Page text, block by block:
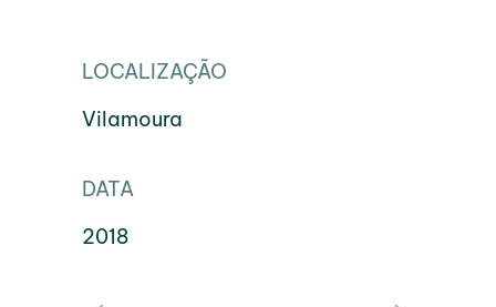
LOCALIZAÇÃO
Vilamoura
DATA
2018